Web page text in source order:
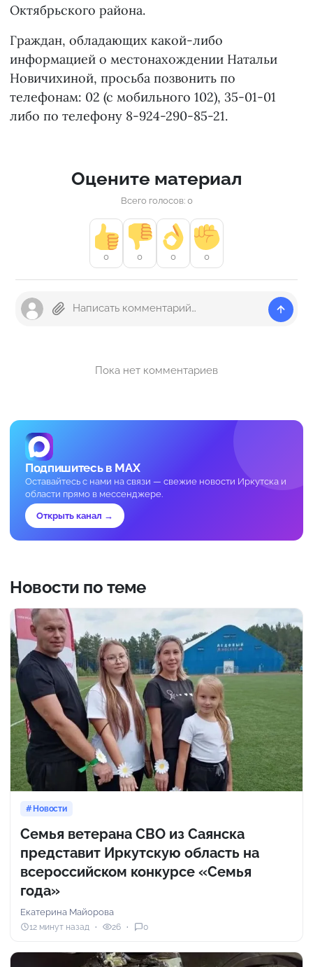
Октябрьского района.
Граждан, обладающих какой-либо
информацией о местонахождении Натальи
Новичихиной, просьба позвонить по
телефонам: 02 (с мобильного 102), 35-01-01
либо по телефону 8-924-290-85-21.
Оцените материал
Всего голосов: 0
0 0 0 0
Пока нет комментариев
Подпишитесь в MAX
Оставайтесь с нами на связи — свежие новости Иркутска и
области прямо в мессенджере.
Открыть канал →
Новости по теме
Новости
Семья ветерана СВО из Саянска
представит Иркутскую область на
всероссийском конкурсе «Семья
года»
Екатерина Майорова
12 минут назад 26 0